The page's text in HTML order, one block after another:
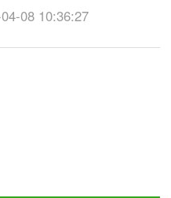
08 10:36:27